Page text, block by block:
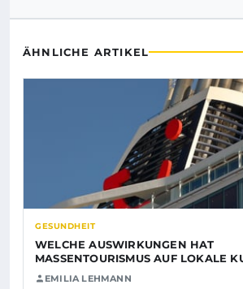
ÄHNLICHE ARTIKEL
GESUNDHEIT
WELCHE AUSWIRKUNGEN HAT
MASSENTOURISMUS AUF LOKALE
EMILIA LEHMANN